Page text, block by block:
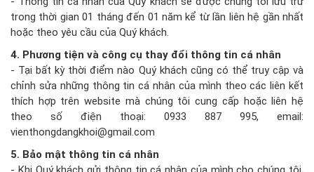
trong thời gian 01 tháng đến 01 năm kể từ lần liên hệ gần nhất
hoặc theo yêu cầu của Quý khách.
4. Phương tiện và công cụ thay đổi thông tin cá nhân
- Tại bất kỳ thời điểm nào Quý khách cũng có thể truy cập và
chỉnh sửa những thông tin cá nhân của mình theo các liên kết
thích hợp trên website mà chúng tôi cung cấp hoặc liên hệ
theo số điện thoại: 0933 887 995, email:
vienthongdangkhoi@gmail.com
5. Bảo mật thông tin cá nhân